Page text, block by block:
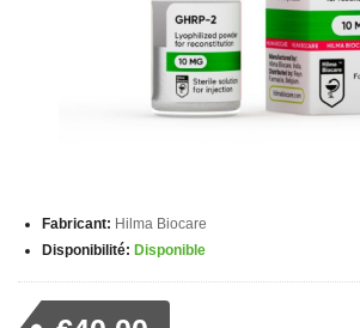
Fabricant: Hilma Biocare
Disponibilité: Disponible